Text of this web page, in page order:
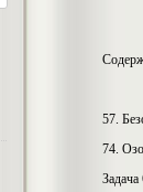
57.
74.
Задача